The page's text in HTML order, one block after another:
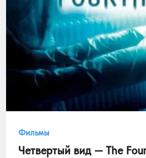
Фильмы
Четвертый вид — The